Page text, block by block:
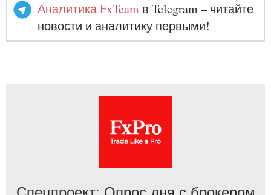
Аналитика FxTeam в Telegram – читайте
новости и аналитику первыми!